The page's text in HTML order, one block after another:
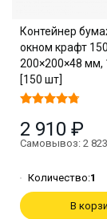
Контейнер
окном крафт
200×200×48 мм,
[150 шт]
2 910 ₽
Самовывоз: 2
Количество:1
В